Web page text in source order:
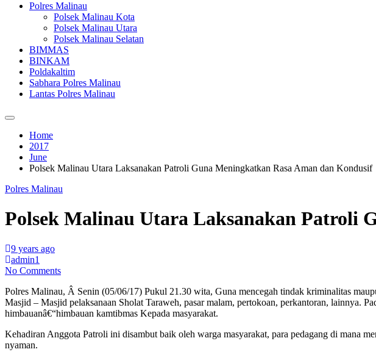
Polres Malinau
Polsek Malinau Kota
Polsek Malinau Utara
Polsek Malinau Selatan
BIMMAS
BINKAM
Poldakaltim
Sabhara Polres Malinau
Lantas Polres Malinau
Home
2017
June
Polsek Malinau Utara Laksanakan Patroli Guna Meningkatkan Rasa Aman dan Kondusif
Polres Malinau
Polsek Malinau Utara Laksanakan Patroli
9 years ago
admin1
No Comments
Polres Malinau, Â Senin (05/06/17) Pukul 21.30 wita, Guna mencegah tindak kriminalitas
Masjid – Masjid pelaksanaan Sholat Taraweh, pasar malam, pertokoan, perkantoran, lainnya.
himbauanâ€“himbauan kamtibmas Kepada masyarakat.
Kehadiran Anggota Patroli ini disambut baik oleh warga masyarakat, para pedagang di mana
nyaman.